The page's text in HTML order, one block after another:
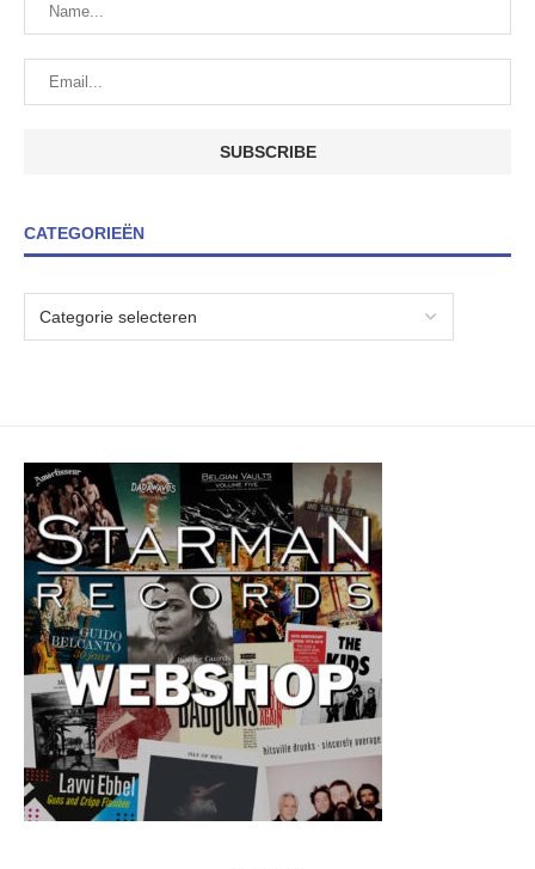
CATEGORIEËN